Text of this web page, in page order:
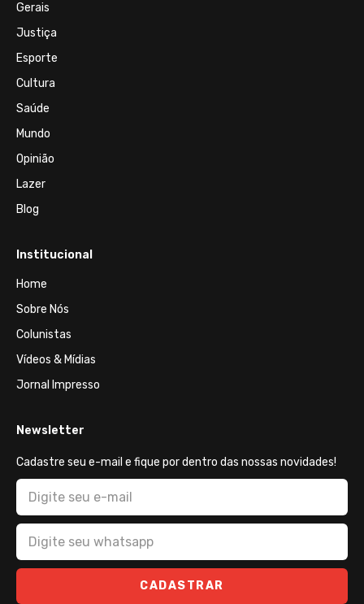
Gerais
Justiça
Esporte
Cultura
Saúde
Mundo
Opinião
Lazer
Blog
Institucional
Home
Sobre Nós
Colunistas
Vídeos & Mídias
Jornal Impresso
Newsletter
Cadastre seu e-mail e fique por dentro das nossas novidades!
CADASTRAR